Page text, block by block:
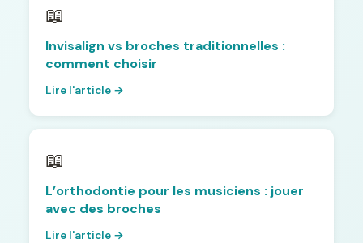
📖
Invisalign vs broches traditionnelles :
comment choisir
Lire l'article →
📖
L’orthodontie pour les musiciens : jouer
avec des broches
Lire l'article →